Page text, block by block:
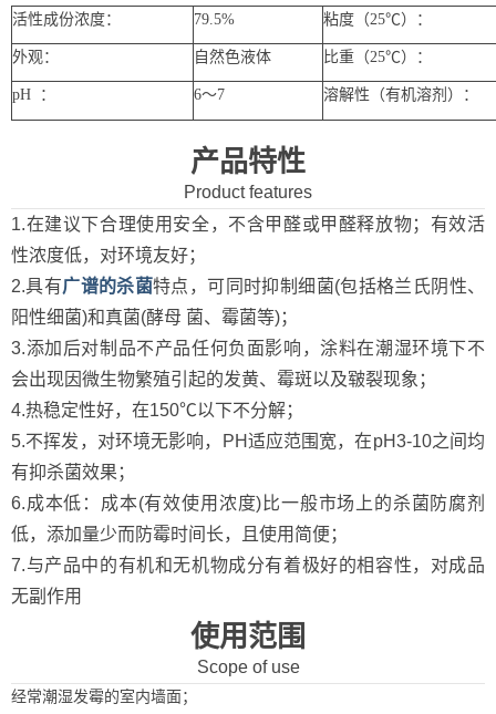
活性成份浓度： 79.5% 粘度（25℃）：
外观： 自然色液体 比重（25℃）：
pH ： 6～7 溶解性（有机溶剂）：
产品特性
Product features
1.在建议下合理使用安全，不含甲醛或甲醛释放物；有效活
性浓度低，对环境友好；
2.具有广谱的杀菌特点，可同时抑制细菌(包括格兰氏阴性、
阳性细菌)和真菌(酵母 菌、霉菌等)；
3.添加后对制品不产品任何负面影响，涂料在潮湿环境下不
会出现因微生物繁殖引起的发黄、霉斑以及皲裂现象；
4.热稳定性好，在150℃以下不分解；
5.不挥发，对环境无影响，PH适应范围宽，在pH3-10之间均
有抑杀菌效果；
6.成本低：成本(有效使用浓度)比一般市场上的杀菌防腐剂
低，添加量少而防霉时间长，且使用简便；
7.与产品中的有机和无机物成分有着极好的相容性，对成品
无副作用
使用范围
Scope of use
经常潮湿发霉的室内墙面；